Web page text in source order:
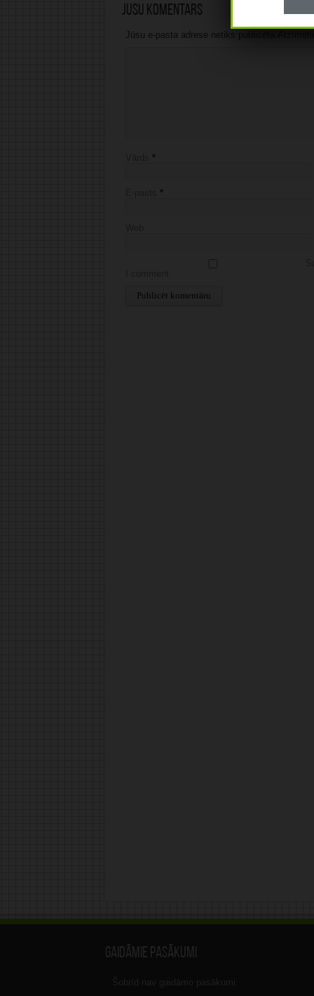
Jūsu komentārs
Jūsu e-pasta adrese netiks
*
*
Gaidāmie pasākumi
Šobrīd nav gaidāmo pasākumi.